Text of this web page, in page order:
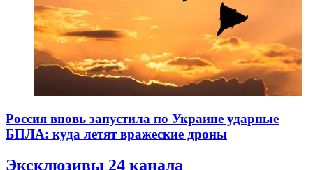
Россия вновь запустила по Украине ударные
БПЛА: куда летят вражеские дроны
Эксклюзивы 24 канала